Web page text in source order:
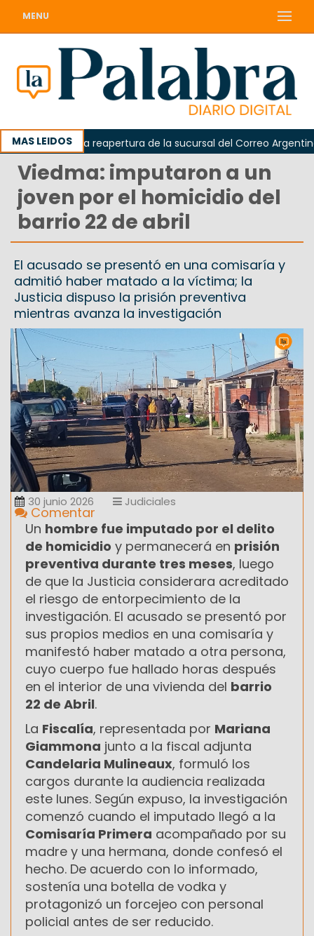
MENU
MAS LEIDOS
reclamó la reapertura de la sucursal del Correo Argentino en
Viedma: imputaron a un
joven por el homicidio del
barrio 22 de abril
El acusado se presentó en una comisaría y
admitió haber matado a la víctima; la
Justicia dispuso la prisión preventiva
mientras avanza la investigación
30 junio 2026 Judiciales
Comentar
Un hombre fue imputado por el delito
de homicidio y permanecerá en prisión
preventiva durante tres meses, luego
de que la Justicia considerara acreditado
el riesgo de entorpecimiento de la
investigación. El acusado se presentó por
sus propios medios en una comisaría y
manifestó haber matado a otra persona,
cuyo cuerpo fue hallado horas después
en el interior de una vivienda del barrio
22 de Abril.
La Fiscalía, representada por Mariana
Giammona junto a la fiscal adjunta
Candelaria Mulineaux, formuló los
cargos durante la audiencia realizada
este lunes. Según expuso, la investigación
comenzó cuando el imputado llegó a la
Comisaría Primera acompañado por su
madre y una hermana, donde confesó el
hecho. De acuerdo con lo informado,
sostenía una botella de vodka y
protagonizó un forcejeo con personal
policial antes de ser reducido.